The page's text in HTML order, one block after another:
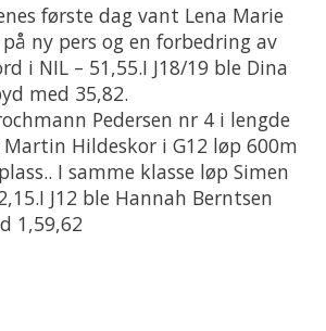
første dag vant Lena Marie
på ny pers og en forbedring av
i NIL – 51,55.I J18/19 ble Dina
med 35,82.
Pedersen nr 4 i lengde
Martin Hildeskor i G12 løp 600m
I samme klasse løp Simen
J12 ble Hannah Berntsen
1,59,62